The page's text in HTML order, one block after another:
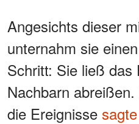
Angesichts dieser
unternahm sie
Schritt: Sie ließ das
Nachbarn
die Ereignisse sagte